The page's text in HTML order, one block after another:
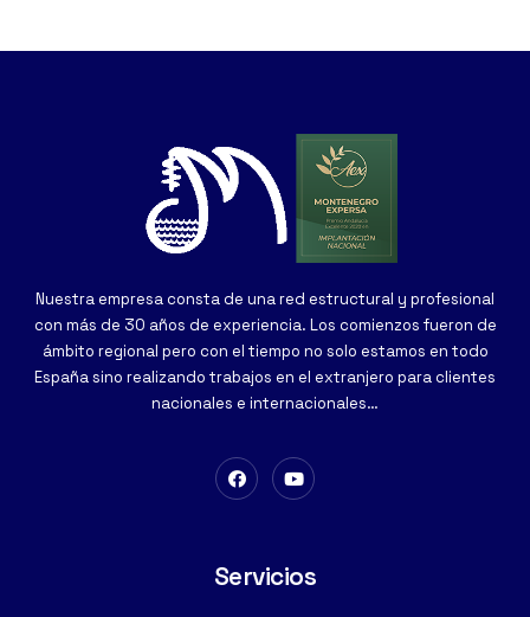
Nuestra empresa consta de una red estructural y profesional
con más de 30 años de experiencia. Los comienzos fueron de
ámbito regional pero con el tiempo no solo estamos en todo
España sino realizando trabajos en el extranjero para clientes
nacionales e internacionales…
Servicios